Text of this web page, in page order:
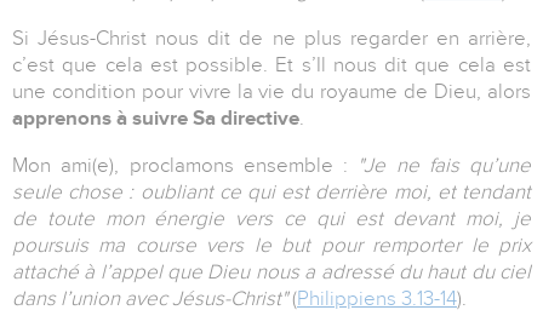
Si Jésus-Christ nous dit de ne plus regarder en arrière,
c’est que cela est possible. Et s’Il nous dit que cela est
une condition pour vivre la vie du royaume de Dieu, alors
apprenons à suivre Sa directive.
Mon ami(e), proclamons ensemble :
"Je ne fais qu’une
seule chose : oubliant ce qui est derrière moi, et tendant
de toute mon énergie vers ce qui est devant moi, je
poursuis ma course vers le but pour remporter le prix
attaché à l’appel que Dieu nous a adressé du haut du ciel
dans l’union avec Jésus-Christ"(Philippiens 3.13-14).